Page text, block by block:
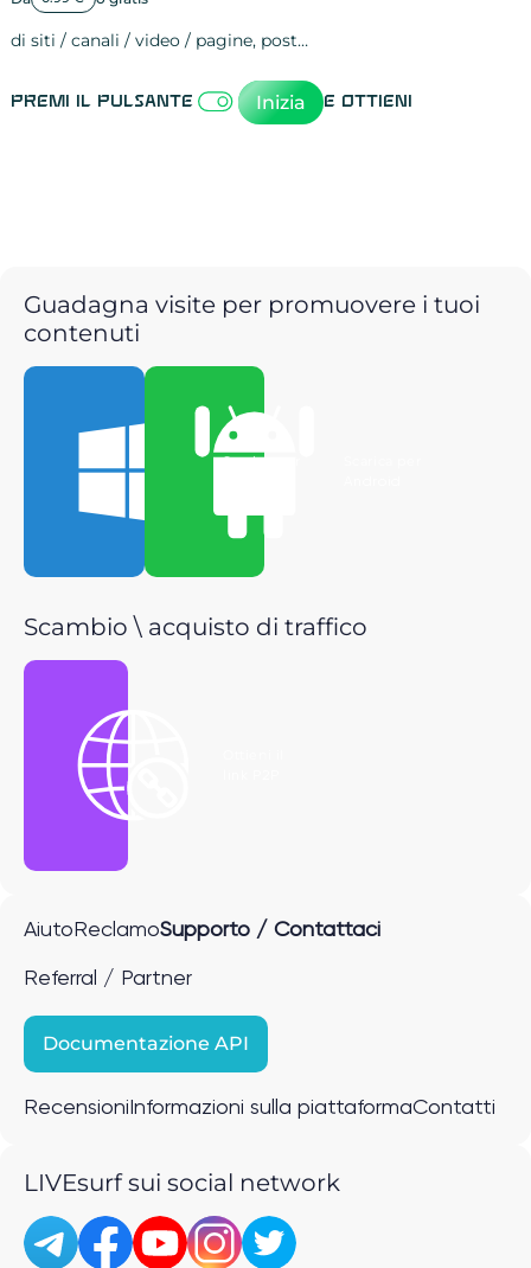
di siti / canali / video / pagine, post…
Premi il pulsante Inizia e ottieni
Guadagna visite per promuovere i tuoi
contenuti
Scarica per
Scambio \ acquisto di traffico
Aiuto ReclamoSupporto / Contattaci
Referral / Partner
Documentazione API
Recensioni Informazioni sulla piattaformaContatti
LIVEsurf sui social network